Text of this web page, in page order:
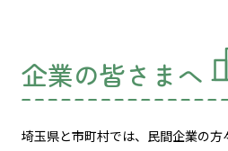
企業の皆さまへ
埼玉県と市町村では、民間企業の方